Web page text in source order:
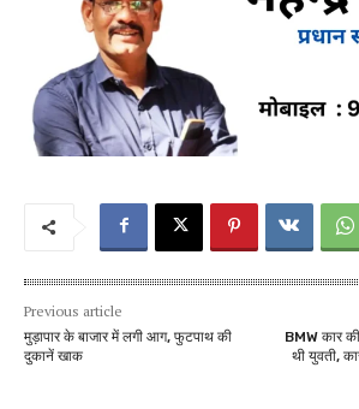
Previous article
मुड़ापार के बाजार में लगी आग, फुटपाथ की
दुकानें खाक
BMW कार
थी युवती,